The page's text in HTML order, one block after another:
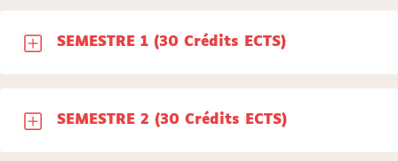
SEMESTRE 1 (30 Crédits ECTS)
SEMESTRE 2 (30 Crédits ECTS)